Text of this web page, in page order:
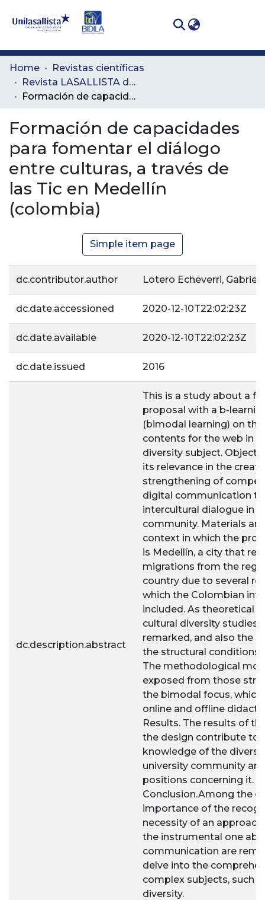
Communities
& Collections
Statistics
Home
Revistas científicas
Revista LASALLISTA de Investigación
Formación de capacidades para fomentar el diálogo entre culturas, a través de las Tic en Medellín (colombia)
Formación de capacidades
para fomentar el diálogo
entre culturas, a través de
las Tic en Medellín
(colombia)
Simple item page
dc.contributor.author Lotero Echeverri, Gabriel
dc.date.accessioned 2020-12-10T22:02:23Z
dc.date.available 2020-12-10T22:02:23Z
dc.date.issued 2016
dc.description.abstract
This is a study about a
proposal with a b-
(bimodal learning) on
contents for the web in
diversity subject.
its relevance in the
strengthening of
digital communication
intercultural dialogue in
community. Materials
context in which the
is Medellín, a city that
migrations from the
country due to several
which the Colombian
included. As theoretical
cultural diversity studies
remarked, and also the
the structural conditions
The methodological
exposed from those
the bimodal focus,
online and offline
Results. The results of
the design contribute to
knowledge of the
university community
positions concerning it.
Conclusion.Among the
importance of the
necessity of an
the instrumental one
communication are
delve into the
complex subjects, such
diversity.